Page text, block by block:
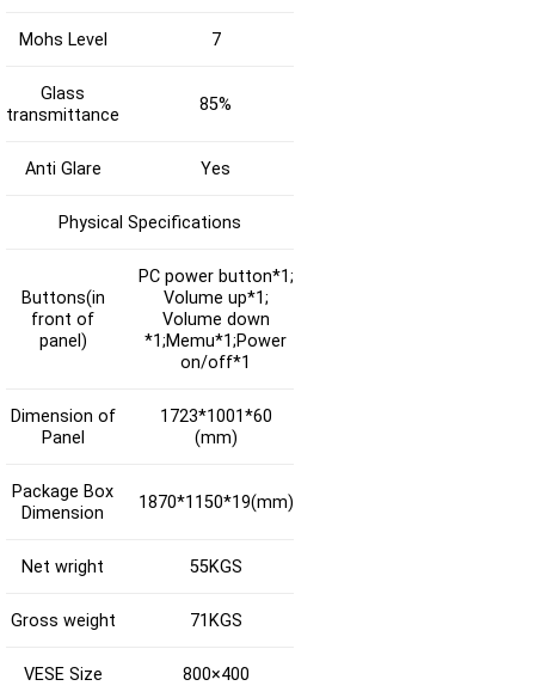
Mohs Level 7
Glass
transmittance
85%
Anti Glare Yes
Physical Specifications
Buttons(in
front of
panel)
PC power button*1;
Volume up*1;
Volume down
*1;Memu*1;Power
on/off*1
Dimension of
Panel
1723*1001*60
(mm)
Package Box
Dimension
1870*1150*19(mm)
Net wright 55KGS
Gross weight 71KGS
VESE Size 800×400